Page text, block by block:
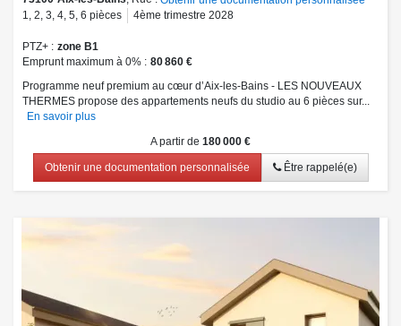
1, 2, 3, 4, 5, 6 pièces 4ème trimestre 2028
PTZ+
zone B1
Emprunt maximum à 0%
80 860 €
Programme neuf premium au cœur d’Aix-les-Bains - LES NOUVEAUX
THERMES propose des appartements neufs du studio au 6 pièces sur...
En savoir plus
A partir de 180 000 €
Obtenir une documentation personnalisée Être rappelé(e)